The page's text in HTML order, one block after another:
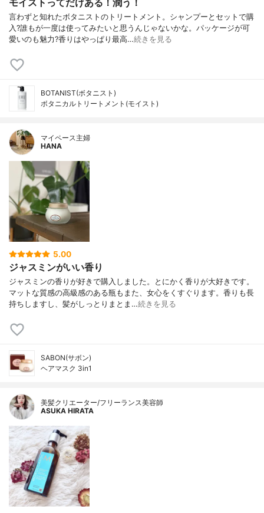
言わずと知れたボタニストのトリートメント。シャンプーとセットで購
入?誰もが一度は使ってみたいと思うんじゃないかな。パッケージが可
愛いのも魅力?香りはやっぱり最高…続きを見る
BOTANIST(ボタニスト)
ボタニカルトリートメント(モイスト)
マイペース主婦
HANA
5.00
ジャスミンがいい香り
ジャスミンの香りが好きで購入しました。とにかく香りが大好きです。
マットな質感の高級感のある瓶もまた、女心をくすぐります。香りも長
持ちしますし、髪がしっとりまとま…続きを見る
SABON(サボン)
ヘアマスク 3in1
美髪クリエーター/フリーランス美容師
ASUKA HIRATA